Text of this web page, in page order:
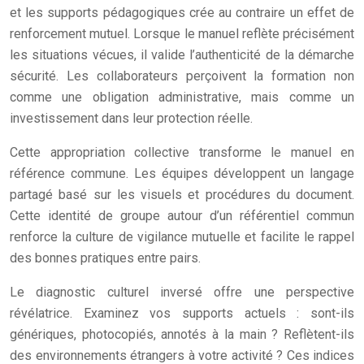
et les supports pédagogiques crée au contraire un effet de
renforcement mutuel. Lorsque le manuel reflète précisément
les situations vécues, il valide l’authenticité de la démarche
sécurité. Les collaborateurs perçoivent la formation non
comme une obligation administrative, mais comme un
investissement dans leur protection réelle.
Cette appropriation collective transforme le manuel en
référence commune. Les équipes développent un langage
partagé basé sur les visuels et procédures du document.
Cette identité de groupe autour d’un référentiel commun
renforce la culture de vigilance mutuelle et facilite le rappel
des bonnes pratiques entre pairs.
Le diagnostic culturel inversé offre une perspective
révélatrice. Examinez vos supports actuels : sont-ils
génériques, photocopiés, annotés à la main ? Reflètent-ils
des environnements étrangers à votre activité ? Ces indices